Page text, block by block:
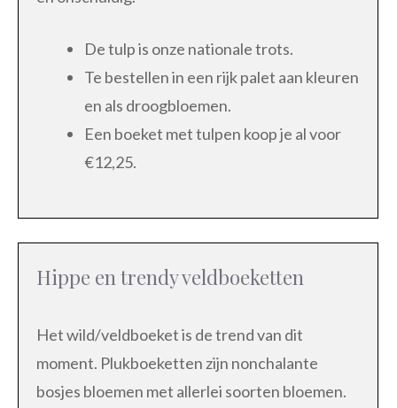
De tulp is onze nationale trots.
Te bestellen in een rijk palet aan kleuren
en als droogbloemen.
Een boeket met tulpen koop je al voor
€12,25.
Hippe en trendy veldboeketten
Het wild/veldboeket is de trend van dit
moment. Plukboeketten zijn nonchalante
bosjes bloemen met allerlei soorten bloemen.